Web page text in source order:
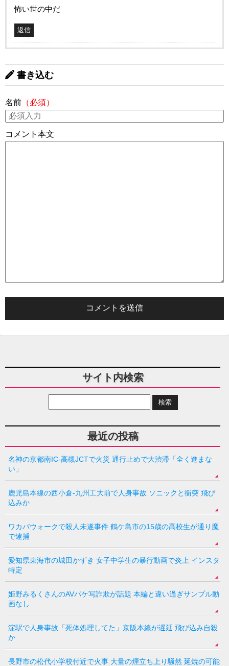
怖い世の中だ
返信
書き込む
名前 （必須）
コメント本文
サイト内検索
最近の投稿
名神の京都南IC-高槻JCTで火災 通行止めで大渋滞「全く進まな
い」
鹿児島本線の西小倉-九州工大前で人身事故 ソニックと衝突 飛び
込みか
ワカバウォークで殺人未遂事件 鶴ケ島市の15歳の高校生が通り魔
で逮捕
愛知県東海市の城田かずき 女子中学生の暴行動画で炎上 インスタ
特定
姫野みるくさんのAVパケ写詐欺が話題 本編と違い過ぎサンプル動
画なし
淀駅で人身事故「死体処理してた」京阪本線が遅延 飛び込み自殺
か
長野市の松代小学校付近で火事 大量の煙立ち上り騒然 延焼の可能